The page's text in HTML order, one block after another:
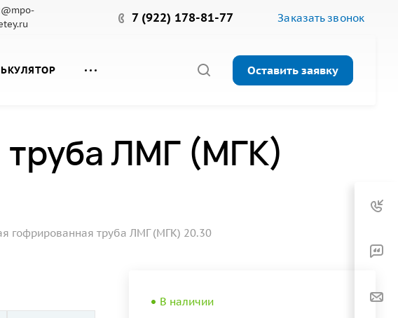
7 (922) 178-81-77 Заказать звонок
Оставить заявку
труба ЛМГ (МГК)
гофрированная труба ЛМГ (МГК) 20.30
В наличии